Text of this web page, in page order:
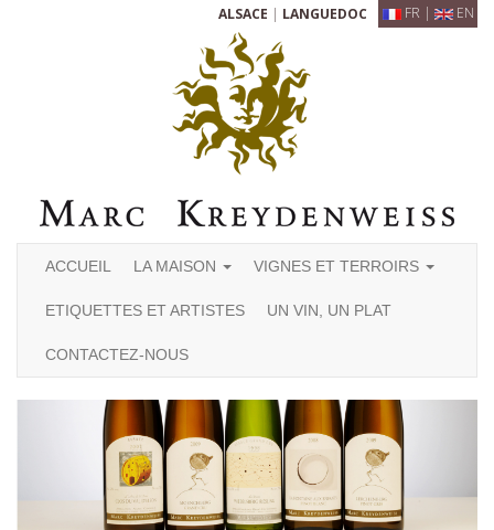
FR | EN
ALSACE | LANGUEDOC
ACCUEIL LA MAISON VIGNES ET TERROIRS
ETIQUETTES ET ARTISTES UN VIN, UN PLAT
CONTACTEZ-NOUS